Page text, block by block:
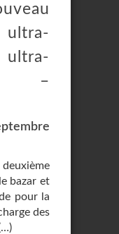
ultra-
–
bazar et
pour la
des